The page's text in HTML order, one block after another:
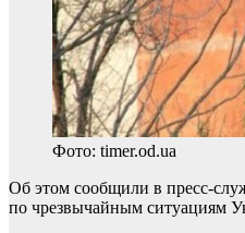
Фото: timer.od.ua
Об этом сообщили в пресс-
по чрезвычайным ситуациям